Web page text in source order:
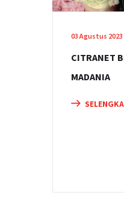
03 Agustus 2023
CITRANET
MADANIA